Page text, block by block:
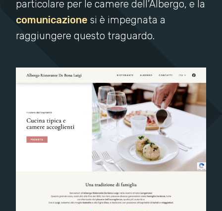
particolare per le camere dell’Albergo, e la
comunicazione si è impegnata a
raggiungere questo traguardo.